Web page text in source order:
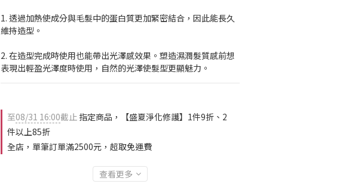
1. 透過加熱使成分與毛髮中的蛋白質更加緊密結合，因此能長久
維持造型。
2. 在造型完成時使用也能帶出光澤感效果。塑造濕潤髮質感前想
表現出輕盈光澤度時使用，自然的光澤使髮型更顯魅力。
至08/31 16:00截止 指定商品，【盛夏淨化修護】1件9折、2
件以上85折
全店，單筆訂單滿2500元，超取免運費
查看更多